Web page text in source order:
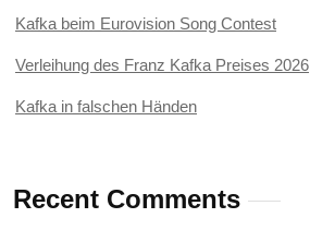
Kafka beim Eurovision Song Contest
Verleihung des Franz Kafka Preises 2026
Kafka in falschen Händen
Recent Comments